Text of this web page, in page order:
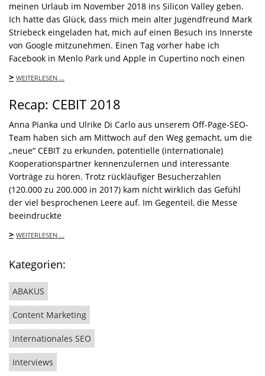
meinen Urlaub im November 2018 ins Silicon Valley geben.
Ich hatte das Glück, dass mich mein alter Jugendfreund Mark
Striebeck eingeladen hat, mich auf einen Besuch ins Innerste
von Google mitzunehmen. Einen Tag vorher habe ich
Facebook in Menlo Park und Apple in Cupertino noch einen
> WEITERLESEN …
Recap: CEBIT 2018
Anna Pianka und Ulrike Di Carlo aus unserem Off-Page-SEO-
Team haben sich am Mittwoch auf den Weg gemacht, um die
„neue“ CEBIT zu erkunden, potentielle (internationale)
Kooperationspartner kennenzulernen und interessante
Vorträge zu hören. Trotz rückläufiger Besucherzahlen
(120.000 zu 200.000 in 2017) kam nicht wirklich das Gefühl
der viel besprochenen Leere auf. Im Gegenteil, die Messe
beeindruckte
> WEITERLESEN …
Kategorien:
ABAKUS
Content Marketing
Internationales SEO
Interviews